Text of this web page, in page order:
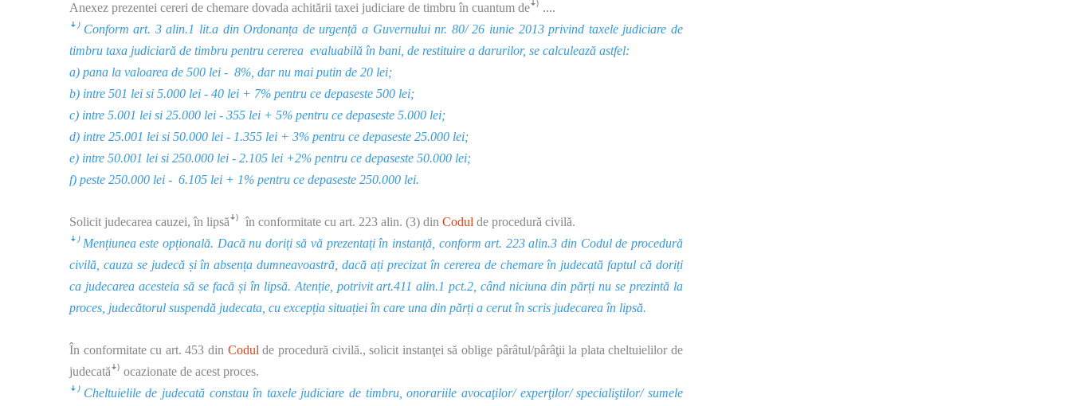
Anexez prezentei cereri de chemare dovada achitării taxei judiciare de timbru în cuantum deꜜ⁾ ....
ꜜ⁾ Conform art. 3 alin.1 lit.a dinOrdonanța de urgență a Guvernului nr. 80/ 26 iunie 2013 privind taxele judiciare de
timbru taxa judiciară de timbru pentru cererea evaluabilă în bani, de restituire a darurilor, se calculează astfel:
a) pana la valoarea de 500 lei - 8%, dar nu mai putin de 20 lei;
b) intre 501 lei si 5.000 lei - 40 lei + 7% pentru ce depaseste 500 lei;
c) intre 5.001 lei si 25.000 lei - 355 lei + 5% pentru ce depaseste 5.000 lei;
d) intre 25.001 lei si 50.000 lei - 1.355 lei + 3% pentru ce depaseste 25.000 lei;
e) intre 50.001 lei si 250.000 lei - 2.105 lei +2% pentru ce depaseste 50.000 lei;
f) peste 250.000 lei - 6.105 lei + 1% pentru ce depaseste 250.000 lei.
Solicit judecarea cauzei, în lipsăꜜ⁾ în conformitate cu art. 223 alin. (3) din Codul de procedură civilă.
ꜜ⁾ Mențiunea este opțională. Dacă nu doriți să vă prezentați în instanță, conform art. 223 alin.3 din Codulde procedură
civilă, cauza se judecă și în absența dumneavoastră, dacă ați precizat în cererea de chemare în judecată faptul că doriți
ca judecarea acesteia să se facă și în lipsă. Atenție, potrivit art.411 alin.1 pct.2, când niciuna din părți nu se prezintă la
proces, judecătorul suspendă judecata, cu excepția situației în care una din părți a cerut în scris judecarea în lipsă.
În conformitate cu art. 453 din Codul de procedură civilă., solicit instanţei să oblige pârâtul/pârâţii la plata cheltuielilor de
judecatăꜜ⁾ ocazionate de acest proces.
ꜜ⁾ Cheltuielile de judecată constau în taxele judiciare de timbru, onorariile avocaţilor/ experţilor/ specialiştilor/ sumele